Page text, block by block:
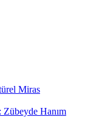
Miras
Zübeyde Hanım